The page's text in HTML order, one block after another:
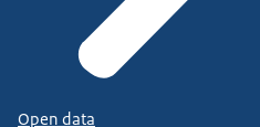
Open data